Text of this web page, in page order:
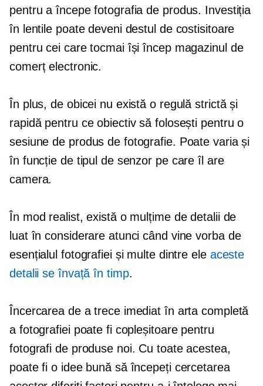
pentru a începe fotografia de produs. Investiția
în lentile poate deveni destul de costisitoare
pentru cei care tocmai își încep magazinul de
comerț electronic.
În plus, de obicei nu există o regulă strictă și
rapidă pentru ce obiectiv să folosești pentru o
sesiune de produs de fotografie. Poate varia și
în funcție de tipul de senzor pe care îl are
camera.
În mod realist, există o mulțime de detalii de
luat în considerare atunci când vine vorba de
esențialul fotografiei și multe dintre ele aceste
detalii se învață în timp.
Încercarea de a trece imediat în arta completă
a fotografiei poate fi copleșitoare pentru
fotografi de produse noi. Cu toate acestea,
poate fi o idee bună să începeți cercetarea